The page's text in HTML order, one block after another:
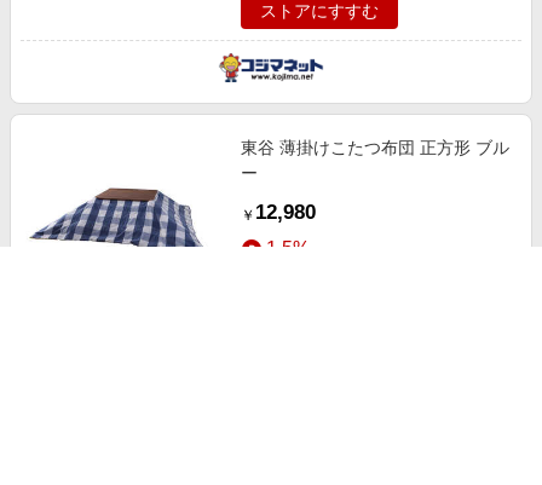
ストアにすすむ
東谷 薄掛けこたつ布団 正方形 ブル
ー
￥ 12,980
1.5%